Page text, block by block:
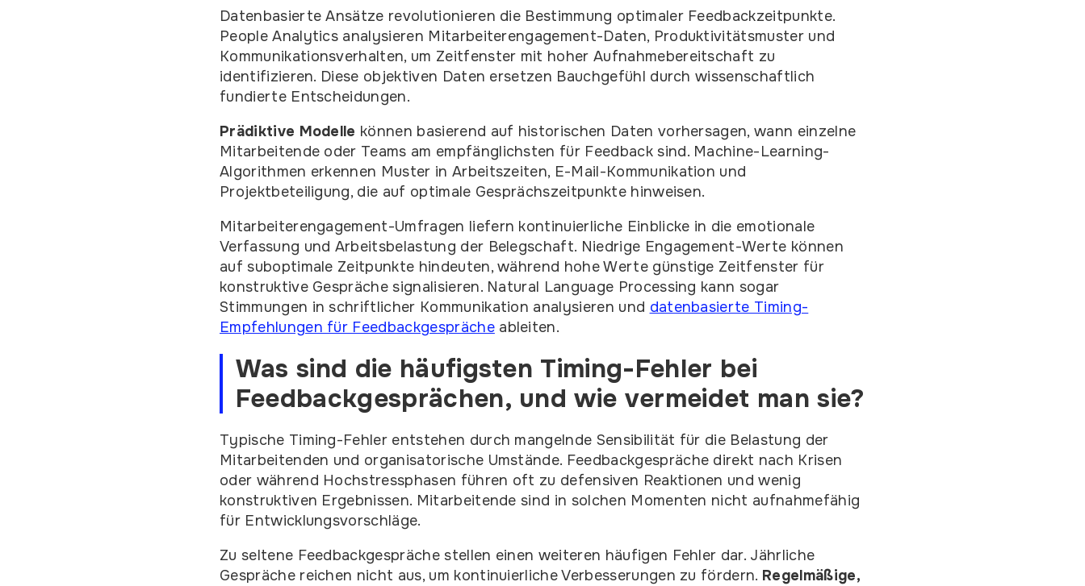
Datenbasierte Ansätze revolutionieren die Bestimmung optimaler Feedbackzeitpunkte.
People Analytics analysieren Mitarbeiterengagement-Daten, Produktivitätsmuster und
Kommunikationsverhalten, um Zeitfenster mit hoher Aufnahmebereitschaft zu
identifizieren. Diese objektiven Daten ersetzen Bauchgefühl durch wissenschaftlich
fundierte Entscheidungen.
Prädiktive Modelle können basierend auf historischen Daten vorhersagen, wann einzelne
Mitarbeitende oder Teams am empfänglichsten für Feedback sind. Machine-Learning-
Algorithmen erkennen Muster in Arbeitszeiten, E-Mail-Kommunikation und
Projektbeteiligung, die auf optimale Gesprächszeitpunkte hinweisen.
Mitarbeiterengagement-Umfragen liefern kontinuierliche Einblicke in die emotionale
Verfassung und Arbeitsbelastung der Belegschaft. Niedrige Engagement-Werte können
auf suboptimale Zeitpunkte hindeuten, während hohe Werte günstige Zeitfenster für
konstruktive Gespräche signalisieren. Natural Language Processing kann sogar
Stimmungen in schriftlicher Kommunikation analysieren und datenbasierte Timing-
Empfehlungen für Feedbackgesprächeableiten.
Was sind die häufigsten Timing-Fehler bei
Feedbackgesprächen, und wie vermeidet man sie?
Typische Timing-Fehler entstehen durch mangelnde Sensibilität für die Belastung der
Mitarbeitenden und organisatorische Umstände. Feedbackgespräche direkt nach Krisen
oder während Hochstressphasen führen oft zu defensiven Reaktionen und wenig
konstruktiven Ergebnissen. Mitarbeitende sind in solchen Momenten nicht aufnahmefähig
für Entwicklungsvorschläge.
Zu seltene Feedbackgespräche stellen einen weiteren häufigen Fehler dar. Jährliche
Gespräche reichen nicht aus, um kontinuierliche Verbesserungen zu fördern. Regelmäßige,